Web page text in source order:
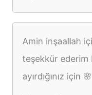
Amin inşaallah
teşekkür ederim
ayırdığınız için 🌸